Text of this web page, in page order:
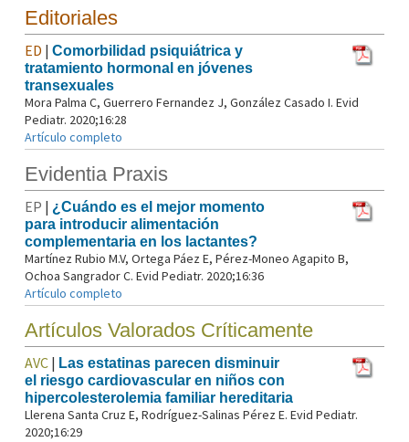
Editoriales
ED | Comorbilidad psiquiátrica y
tratamiento hormonal en jóvenes
transexuales
Mora Palma C, Guerrero Fernandez J, González Casado I. Evid
Pediatr. 2020;16:28
Artículo completo
Evidentia Praxis
EP | ¿Cuándo es el mejor momento
para introducir alimentación
complementaria en los lactantes?
Martínez Rubio M.V, Ortega Páez E, Pérez-Moneo Agapito B,
Ochoa Sangrador C. Evid Pediatr. 2020;16:36
Artículo completo
Artículos Valorados Críticamente
AVC | Las estatinas parecen disminuir
el riesgo cardiovascular en niños con
hipercolesterolemia familiar hereditaria
Llerena Santa Cruz E, Rodríguez-Salinas Pérez E. Evid Pediatr.
2020;16:29